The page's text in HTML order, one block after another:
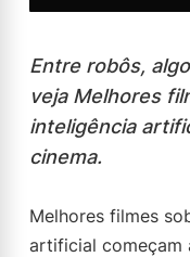
Entre robôs,
veja Melhores
inteligência
cinema.
Melhores filmes
artificial começam